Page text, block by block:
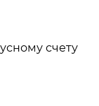
счету